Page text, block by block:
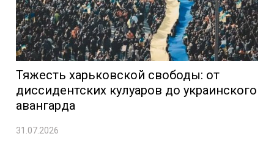
Тяжесть харьковской свободы: от
диссидентских кулуаров до украинского
авангарда
31.07.2026